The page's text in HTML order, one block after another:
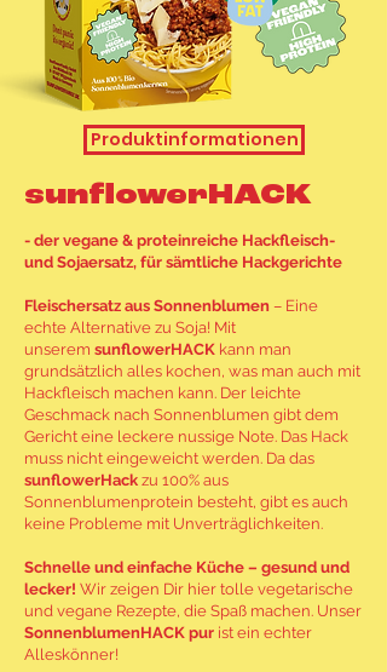
Produktinformationen
sunflowerHACK
- der vegane & proteinreiche Hackfleisch-
und Sojaersatz, für sämtliche Hackgerichte
Fleischersatz aus Sonnenblumen – Eine
echte Alternative zu Soja! Mit
unserem sunflowerHACK kann man
grundsätzlich alles kochen, was man auch mit
Hackfleisch machen kann. Der leichte
Geschmack nach Sonnenblumen gibt dem
Gericht eine leckere nussige Note. Das Hack
muss nicht eingeweicht werden. Da das
sunflowerHack zu 100% aus
Sonnenblumenprotein besteht, gibt es auch
keine Probleme mit Unverträglichkeiten.
Schnelle und einfache Küche – gesund und
lecker! Wir zeigen Dir hier tolle vegetarische
und vegane Rezepte, die Spaß machen. Unser
SonnenblumenHACK pur ist ein echter
Alleskönner!